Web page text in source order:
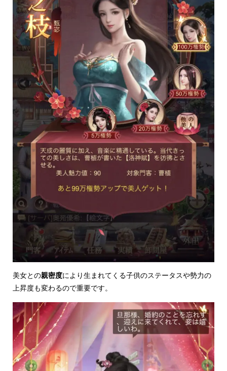
美女との親密度により生まれてくる子供のステータスや勢力の
上昇度も変わるので重要です。